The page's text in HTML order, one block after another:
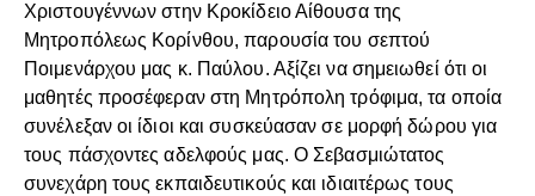
Χριστουγέννων στην Κροκίδειο Αίθουσα της
Μητροπόλεως Κορίνθου, παρουσία του σεπτού
Ποιμενάρχου μας κ. Παύλου. Αξίζει να σημειωθεί ότι οι
μαθητές προσέφεραν στη Μητρόπολη τρόφιμα, τα οποία
συνέλεξαν οι ίδιοι και συσκεύασαν σε μορφή δώρου για
τους πάσχοντες αδελφούς μας. Ο Σεβασμιώτατος
συνεχάρη τους εκπαιδευτικούς και ιδιαιτέρως τους